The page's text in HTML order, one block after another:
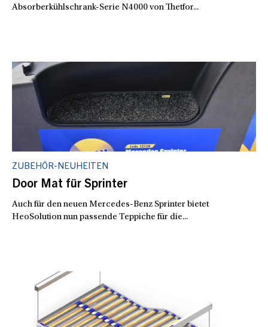
Absorberkühlschrank-Serie N4000 von Thetfor...
ZUBEHÖR-NEUHEITEN
Door Mat für Sprinter
Auch für den neuen Mercedes-Benz Sprinter bietet
HeoSolution nun passende Teppiche für die...